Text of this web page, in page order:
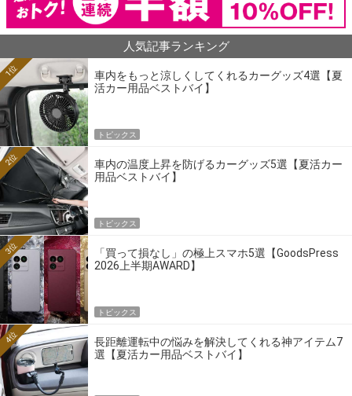
人気記事ランキング
車内をもっと涼しくしてくれるカーグッズ4選【夏
活カー用品ベストバイ】
1位
トピックス
車内の温度上昇を防げるカーグッズ5選【夏活カー
用品ベストバイ】
2位
トピックス
「買って損なし」の極上スマホ5選【GoodsPress
2026上半期AWARD】
3位
トピックス
長距離運転中の悩みを解決してくれる神アイテム7
選【夏活カー用品ベストバイ】
4位